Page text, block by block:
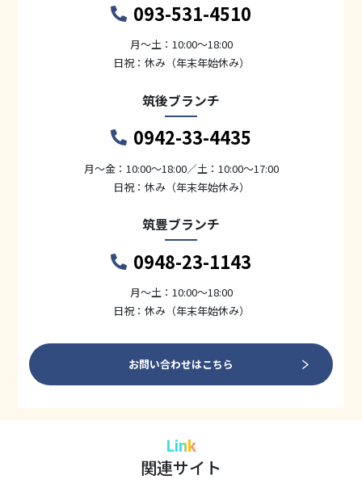
093-531-4510
月〜土：10:00～18:00
日祝：休み（年末年始休み）
筑後ブランチ
0942-33-4435
月〜金：10:00～18:00／土：10:00～17:00
日祝：休み（年末年始休み）
筑豊ブランチ
0948-23-1143
月〜土：10:00～18:00
日祝：休み（年末年始休み）
お問い合わせはこちら
Link
関連サイト